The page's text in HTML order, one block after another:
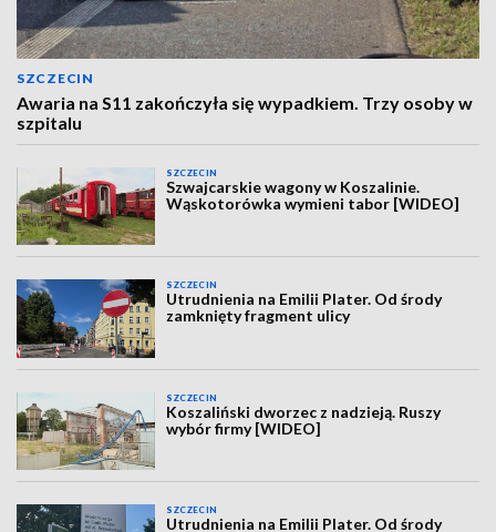
SZCZECIN
Awaria na S11 zakończyła się wypadkiem. Trzy osoby w
szpitalu
SZCZECIN
Szwajcarskie wagony w Koszalinie.
Wąskotorówka wymieni tabor [WIDEO]
SZCZECIN
Utrudnienia na Emilii Plater. Od środy
zamknięty fragment ulicy
SZCZECIN
Koszaliński dworzec z nadzieją. Ruszy
wybór firmy [WIDEO]
SZCZECIN
Utrudnienia na Emilii Plater. Od środy